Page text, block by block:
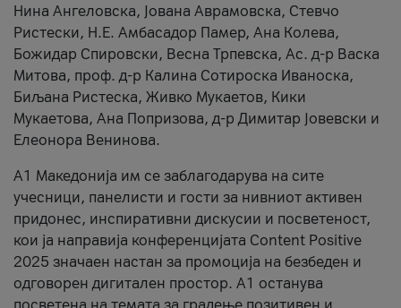
Нина Ангеловска, Јована Аврамовска, Стевчо
Ристески, Н.Е. Амбасадор Памер, Ана Колева,
Божидар Спировски, Весна Трпевска, Ас. д-р Васка
Митова, проф. д-р Калина Сотироска Иваноска,
Биљана Ристеска, Живко Мукаетов, Кики
Мукаетова, Ана Попризова, д-р Димитар Јовевски и
Елеонора Венинова.
А1 Македонија им се заблагодарува на сите
учесници, панелисти и гости за нивниот активен
придонес, инспиративни дискусии и посветеност,
кои ја направија конференцијата Content Positive
2025 значаен настан за промоција на безбеден и
одговорен дигитален простор. А1 останува